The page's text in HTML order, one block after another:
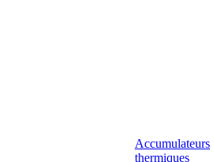
Accumulateurs
thermiques